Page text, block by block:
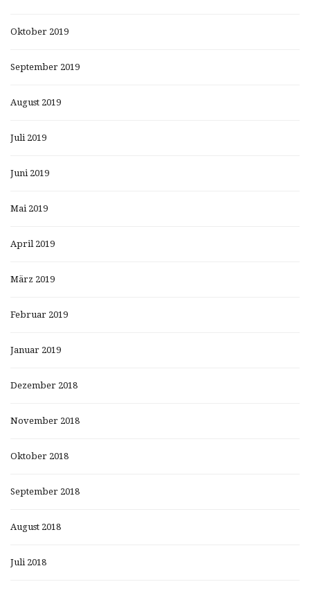
Oktober 2019
September 2019
August 2019
Juli 2019
Juni 2019
Mai 2019
April 2019
März 2019
Februar 2019
Januar 2019
Dezember 2018
November 2018
Oktober 2018
September 2018
August 2018
Juli 2018